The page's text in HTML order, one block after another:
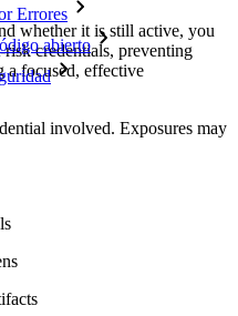
Errores
abierto
whether it is still active, you
risk credentials, preventing
a focused, effective
involved. Exposures may